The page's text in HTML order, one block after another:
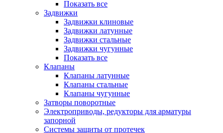
Показать все
Задвижки
Задвижки клиновые
Задвижки латунные
Задвижки стальные
Задвижки чугунные
Показать все
Клапаны
Клапаны латунные
Клапаны стальные
Клапаны чугунные
Затворы поворотные
Электроприводы, редукторы для арматуры
запорной
Системы защиты от протечек